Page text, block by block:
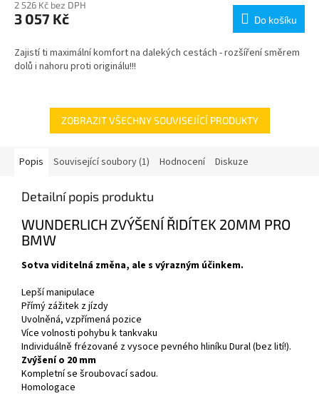
2 526 Kč bez DPH
3 057 Kč Do košíku
Zajistí ti maximální komfort na dalekých cestách - rozšíření směrem
dolů i nahoru proti originálu!!!
ZOBRAZIT VŠECHNY SOUVISEJÍCÍ PRODUKTY
Popis Související soubory (1) Hodnocení Diskuze
Detailní popis produktu
WUNDERLICH ZVÝŠENÍ ŘIDÍTEK 20MM PRO
BMW
Sotva viditelná změna, ale s výrazným účinkem.
Lepší manipulace
Přímý zážitek z jízdy
Uvolněná, vzpřímená pozice
Více volnosti pohybu k tankvaku
Individuálně frézované z vysoce pevného hliníku Dural (bez lití!).
Zvýšení o 20 mm
Kompletní se šroubovací sadou.
Homologace